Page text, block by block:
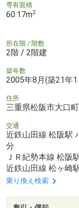
専有面積
60.17m2
所在階 / 階数
2階 / 2階建
築年数
2005年8月(築21年
住所
三重県松阪市大口
交通
近鉄山田線 松阪駅
分
ＪＲ紀勢本線 松阪
近鉄山田線 松ヶ崎
乗り換え検索